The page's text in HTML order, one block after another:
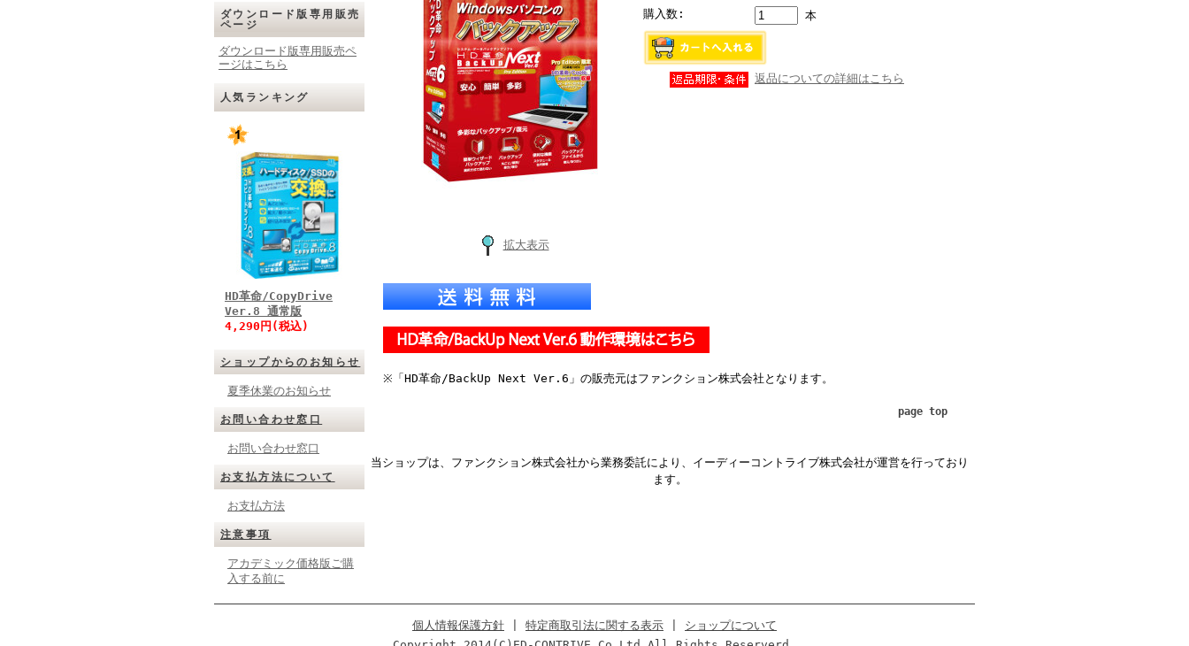
ダウンロード版専用販売
ページ
ダウンロード版専用販売ペ
ージはこちら
人気ランキング
HD革命/CopyDrive
Ver.8 通常版
4,290円(税込)
ショップからのお知らせ
夏季休業のお知らせ
お問い合わせ窓口
お問い合わせ窓口
お支払方法について
お支払方法
注意事項
アカデミック価格版ご購
入する前に
拡大表示
購入数: 本
返品についての詳細はこちら
※「HD革命/BackUp Next Ver.6」の販売元はファンクション株式会社となります。
page top
当ショップは、ファンクション株式会社から業務委託により、イーディーコントライブ株式会社が運営を行っており
ます。
個人情報保護方針 特定商取引法に関する表示
ショップについて